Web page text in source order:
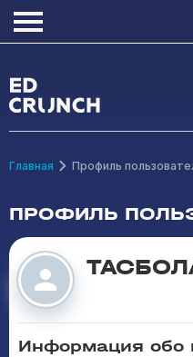
Главная Профиль
ПРОФИЛЬ
Информация обо